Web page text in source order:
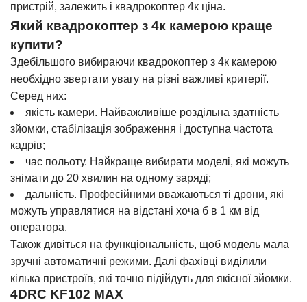
пристрій, залежить і квадрокоптер 4к ціна.
Який квадрокоптер з 4к камерою краще
купити?
Здебільшого вибираючи квадрокоптер з 4к камерою
необхідно звертати увагу на різні важливі критерії.
Серед них:
якість камери. Найважливіше роздільна здатність
зйомки, стабілізація зображення і доступна частота
кадрів;
час польоту. Найкраще вибирати моделі, які можуть
знімати до 20 хвилин на одному заряді;
дальність. Професійними вважаються ті дрони, які
можуть управлятися на відстані хоча б в 1 км від
оператора.
Також дивіться на функціональність, щоб модель мала
зручні автоматичні режими. Далі фахівці виділили
кілька пристроїв, які точно підійдуть для якісної зйомки.
4DRC KF102 MAX